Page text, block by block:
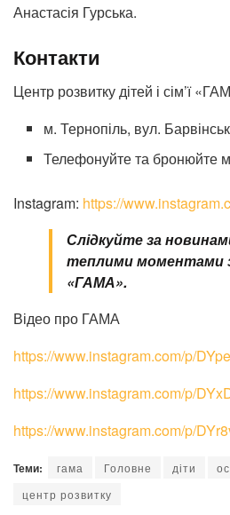
Анастасія Гурська.
Контакти
Центр розвитку дітей і сім’ї
м. Тернопіль, вул.
Телефонуйте та бронюйте
Instagram: https://
Слідкуйте за
теплими моментами
«ГАМА».
Відео про ГАМА
https://www.instagram.com/p/
https://www.instagram.com/p/
https://www.instagram.com/p/
Теми: гама Головне діти
центр розвитку